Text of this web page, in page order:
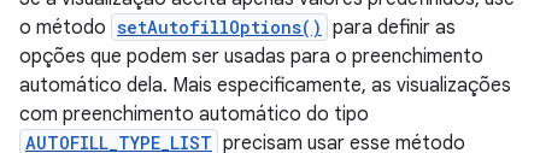
o método setAutofillOptions() para definir as
opções que podem ser usadas para o preenchimento
automático dela. Mais especificamente, as visualizações
com preenchimento automático do tipo
AUTOFILL_TYPE_LIST precisam usar esse método